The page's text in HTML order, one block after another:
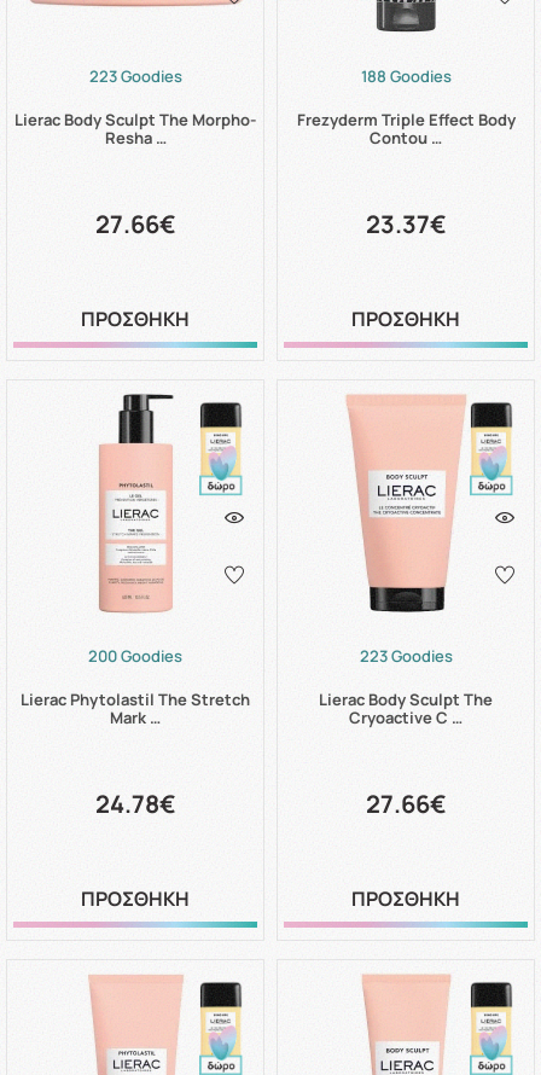
223 Goodies
Lierac Body Sculpt The Morpho-
Resha …
27.66€
ΠΡΟΣΘΗΚΗ
188 Goodies
Frezyderm Triple Effect Body
Contou …
23.37€
ΠΡΟΣΘΗΚΗ
200 Goodies
Lierac Phytolastil The Stretch
Mark …
24.78€
ΠΡΟΣΘΗΚΗ
223 Goodies
Lierac Body Sculpt The
Cryoactive C …
27.66€
ΠΡΟΣΘΗΚΗ